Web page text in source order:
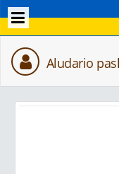
Aludario